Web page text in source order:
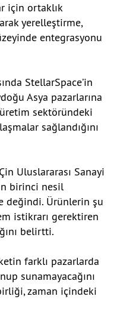
için ortaklık
yerelleştirme,
entegrasyonu
StellarSpace’in
Asya pazarlarına
sektöründeki
sağlandığını
Uluslararası Sanayi
birinci nesil
değindi. Ürünlerin şu
istikrarı gerektiren
belirtti.
farklı pazarlarda
sunamayacağını
zaman içindeki